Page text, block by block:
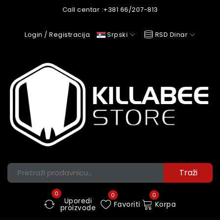
Call centar :+381 66/207-813
Login / Registracija Srpski RSD Dinar
0
Uporedi
proizvode
0
Favoriti
0
Korpa